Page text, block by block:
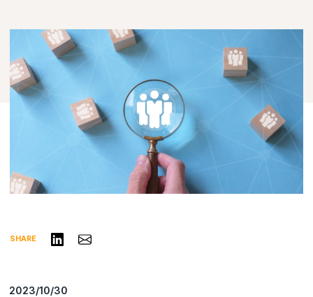
SHARE リンクトインで共有する
Share via Email
2023/10/30